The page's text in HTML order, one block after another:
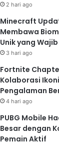
2 hari ago
Minecraft
Membawa
Unik yang
3 hari ago
Fortnite
Kolaborasi
Pengalaman
4 hari ago
PUBG Mobile
Besar dengan
Pemain Aktif